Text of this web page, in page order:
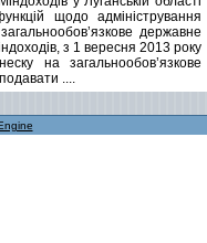
щодо адміністрування
державне
з 1 вересня 2013 року
на загальнообов’язкове
....